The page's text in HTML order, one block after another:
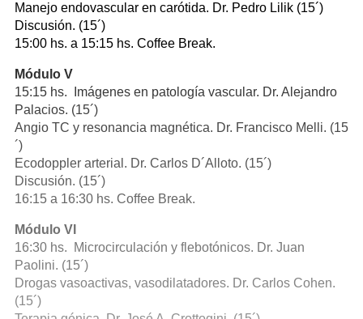
Manejo endovascular en carótida. Dr. Pedro Lilik (15´)
Discusión. (15´)
15:00 hs. a 15:15 hs. Coffee Break.
Módulo V
15:15 hs. Imágenes en patología vascular. Dr. Alejandro
Palacios. (15´)
Angio TC y resonancia magnética. Dr. Francisco Melli. (15
´)
Ecodoppler arterial. Dr. Carlos D´Alloto. (15´)
Discusión. (15´)
16:15 a 16:30 hs. Coffee Break.
Módulo VI
16:30 hs. Microcirculación y flebotónicos. Dr. Juan
Paolini. (15´)
Drogas vasoactivas, vasodilatadores. Dr. Carlos Cohen.
(15´)